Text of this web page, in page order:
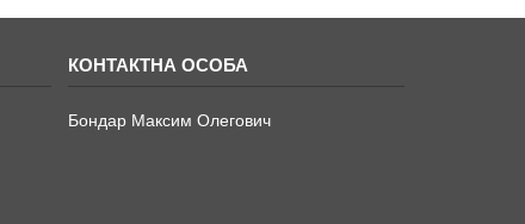
Бондар Максим Олегович